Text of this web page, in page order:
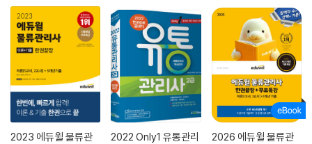
2023 에듀윌 물류관
2022 Only1 유통관리
2026 에듀윌 물류관